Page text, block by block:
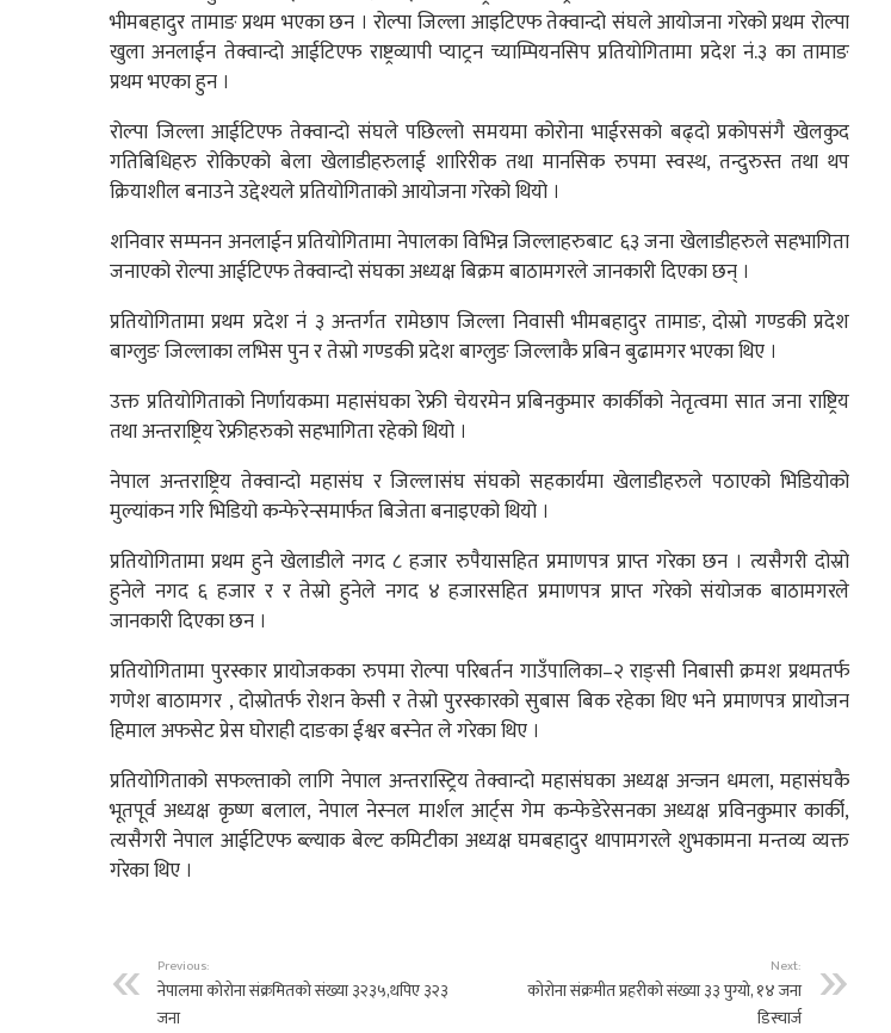
भीमबहादुर तामाङ प्रथम भएका छन । रोल्पा जिल्ला आइटिएफ तेक्वान्दो संघले आयोजना गरेको प्रथम रोल्पा
खुला अनलाईन तेक्वान्दो आईटिएफ राष्ट्रव्यापी प्याट्रन च्याम्पियनसिप प्रतियोगितामा प्रदेश नं.३ का तामाङ
प्रथम भएका हुन ।
रोल्पा जिल्ला आईटिएफ तेक्वान्दो संघले पछिल्लो समयमा कोरोना भाईरसको बढ्दो प्रकोपसंगै खेलकुद
गतिबिधिहरु रोकिएको बेला खेलाडीहरुलाई शारिरीक तथा मानसिक रुपमा स्वस्थ, तन्दुरुस्त तथा थप
क्रियाशील बनाउने उद्देश्यले प्रतियोगिताको आयोजना गरेको थियो ।
शनिवार सम्पनन अनलाईन प्रतियोगितामा नेपालका विभिन्न जिल्लाहरुबाट ६३ जना खेलाडीहरुले सहभागिता
जनाएको रोल्पा आईटिएफ तेक्वान्दो संघका अध्यक्ष बिक्रम बाठामगरले जानकारी दिएका छन् ।
प्रतियोगितामा प्रथम प्रदेश नंं ३ अन्तर्गत रामेछाप जिल्ला निवासी भीमबहादुर तामाङ, दोस्रो गण्डकी प्रदेश
बाग्लुङ जिल्लाका लभिस पुन र तेस्रो गण्डकी प्रदेश बाग्लुङ जिल्लाकै प्रबिन बुढामगर भएका थिए ।
उक्त प्रतियोगिताको निर्णायकमा महासंघका रेफ्री चेयरमेन प्रबिनकुमार कार्कीको नेतृत्वमा सात जना राष्ट्रिय
तथा अन्तराष्ट्रिय रेफ्रीहरुको सहभागिता रहेको थियो ।
नेपाल अन्तराष्ट्रिय तेक्वान्दो महासंघ र जिल्लासंघ संघको सहकार्यमा खेलाडीहरुले पठाएको भिडियोको
मुल्यांकन गरि भिडियो कन्फेरेन्समार्फत बिजेता बनाइएको थियो ।
प्रतियोगितामा प्रथम हुने खेलाडीले नगद ८ हजार रुपैयासहित प्रमाणपत्र प्राप्त गरेका छन । त्यसैगरी दोस्रो
हुनेले नगद ६ हजार र र तेस्रो हुनेले नगद ४ हजारसहित प्रमाणपत्र प्राप्त गरेको संयोजक बाठामगरले
जानकारी दिएका छन ।
प्रतियोगितामा पुरस्कार प्रायोजकका रुपमा रोल्पा परिबर्तन गाउँपालिका–२ राङ्सी निबासी क्रमश प्रथमतर्फ
गणेश बाठामगर , दोस्रोतर्फ रोशन केसी र तेस्रो पुरस्कारको सुबास बिक रहेका थिए भने प्रमाणपत्र प्रायोजन
हिमाल अफसेट प्रेस घोराही दाङका ईश्वर बस्नेत ले गरेका थिए ।
प्रतियोगिताको सफल्ताको लागि नेपाल अन्तरास्ट्रिय तेक्वान्दो महासंघका अध्यक्ष अन्जन धमला, महासंघकै
भूतपूर्व अध्यक्ष कृष्ण बलाल, नेपाल नेस्नल मार्शल आर्ट्स गेम कन्फेडेरेसनका अध्यक्ष प्रविनकुमार कार्की,
त्यसैगरी नेपाल आईटिएफ ब्ल्याक बेल्ट कमिटीका अध्यक्ष घमबहादुर थापामगरले शुभकामना मन्तव्य व्यक्त
गरेका थिए ।
Previous:
नेपालमा कोरोना संक्रमितको संख्या ३२३५,थपिए ३२३
जना
Next:
काेराेना संक्रमीत प्रहरीको संख्या ३३ पुग्यो, १४ जना
डिस्चार्ज